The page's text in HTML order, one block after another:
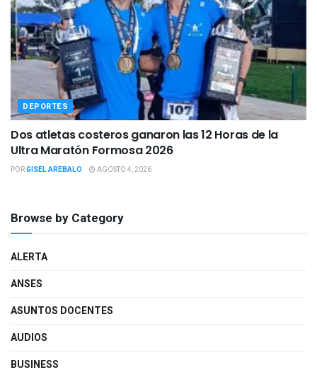
DEPORTES
Dos atletas costeros ganaron las 12 Horas de la
Ultra Maratón Formosa 2026
PORGISEL AREBALO AGOSTO 4, 2026
Browse by Category
ALERTA
ANSES
ASUNTOS DOCENTES
AUDIOS
BUSINESS